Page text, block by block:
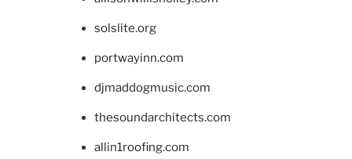
solslite.org
portwayinn.com
djmaddogmusic.com
thesoundarchitects.com
allin1roofing.com